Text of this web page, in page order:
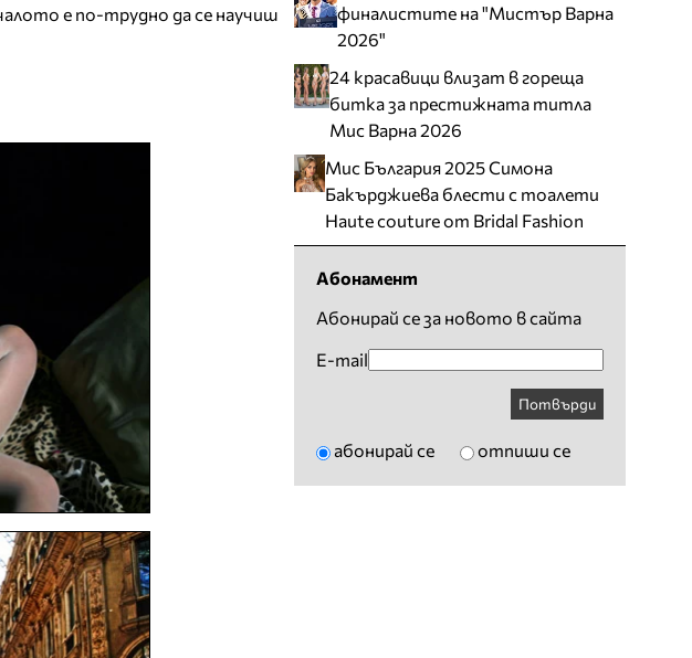
е по-трудно да се научиш
финалистите на "Мистър Варна
2026"
24 красавици влизат в гореща
битка за престижната титла
Мис Варна 2026
Мис България 2025 Симона
Бакърджиева блести с тоалети
Haute couture от Bridal Fashion
Абонамент
Абонирай се за новото в сайта
E-mail
Потвърди
абонирай се отпиши се